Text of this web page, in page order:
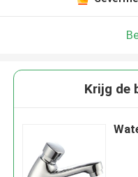
Krijg de